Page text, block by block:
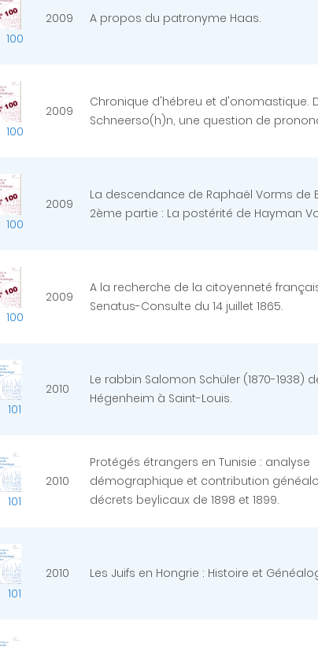
100
2009 A propos du patronyme Haas.
100
2009
Chronique d'hébreu et d'onomastique.
Schneerso(h)n, une question de
100
2009
La descendance de Raphaël Vorms de
2ème partie : La postérité de Hayman
100
2009
A la recherche de la citoyenneté
Senatus-Consulte du 14 juillet 1865.
101
2010
Le rabbin Salomon Schüler (1870-1938)
Hégenheim à Saint-Louis.
101
2010
Protégés étrangers en Tunisie : analyse
démographique et contribution
décrets beylicaux de 1898 et 1899.
101
2010 Les Juifs en Hongrie : Histoire et